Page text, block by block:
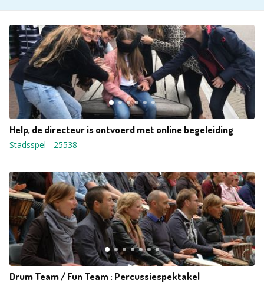
Help, de directeur is ontvoerd met online begeleiding
Stadsspel - 25538
Drum Team / Fun Team : Percussiespektakel